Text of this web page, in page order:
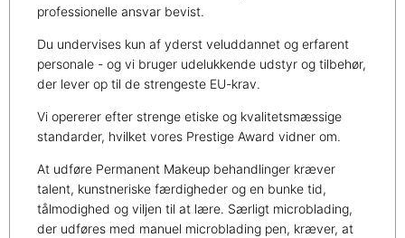
professionelle ansvar bevist.
Du undervises kun af yderst veluddannet og erfarent
personale - og vi bruger udelukkende udstyr og tilbehør,
der lever op til de strengeste EU-krav.
Vi opererer efter strenge etiske og kvalitetsmæssige
standarder, hvilket vores Prestige Award vidner om.
At udføre Permanent Makeup behandlinger kræver
talent, kunstneriske færdigheder og en bunke tid,
tålmodighed og viljen til at lære. Særligt microblading,
der udføres med manuel microblading pen, kræver, at